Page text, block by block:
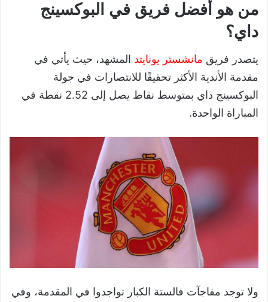
من هو أفضل فريق في البوكسينج
داي؟
يتصدر فريق مانشستر يونايتد المشهد، حيث يأتي في
مقدمة الأندية الأكثر تحقيقًا للانتصارات في جولة
البوكسينج داي بمتوسط نقاط يصل إلى 2.52 نقطة في
المباراة الواحدة.
ولا توجد مفاجآت فالستة الكبار تواجدوا في المقدمة، وفي